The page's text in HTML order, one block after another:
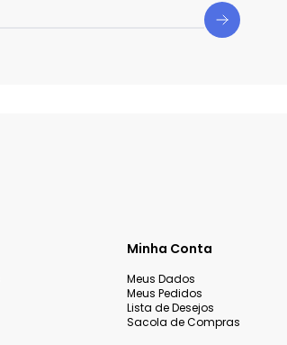
Minha Conta
Meus Dados
Meus Pedidos
Lista de Desejos
Sacola de Compras